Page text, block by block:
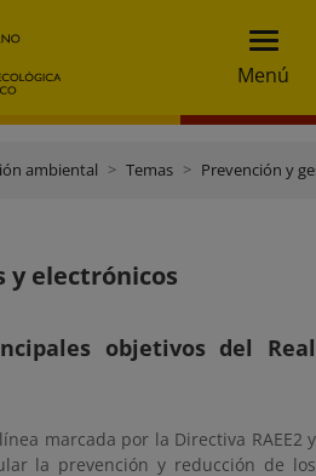
Menú
ambiental Temas Prevención y
y electrónicos
objetivos del Real
marcada por la Directiva RAEE2 y
la prevención y reducción de los